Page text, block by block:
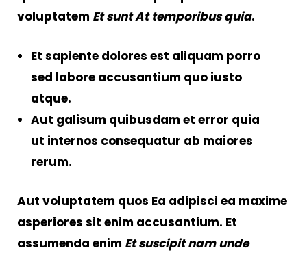
voluptatem Et sunt At temporibus quia.
Et sapiente dolores est aliquam porro
sed labore accusantium quo iusto
atque.
Aut galisum quibusdam et error quia
ut internos consequatur ab maiores
rerum.
Aut voluptatem quos Ea adipisci ea maxime
asperiores sit enim accusantium. Et
assumenda enim Et suscipit nam unde